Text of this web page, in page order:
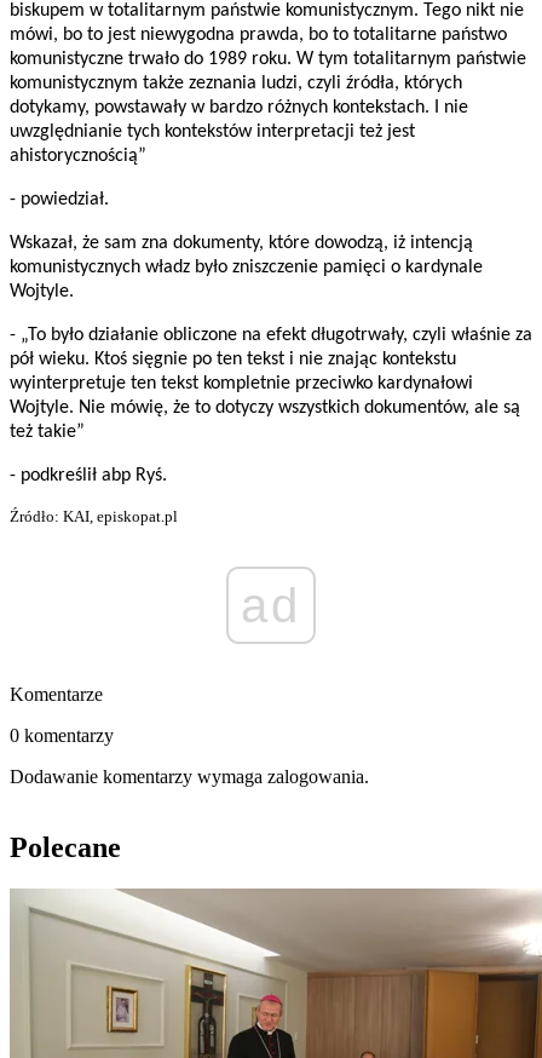
biskupem w totalitarnym państwie komunistycznym. Tego nikt nie
mówi, bo to jest niewygodna prawda, bo to totalitarne państwo
komunistyczne trwało do 1989 roku. W tym totalitarnym państwie
komunistycznym także zeznania ludzi, czyli źródła, których
dotykamy, powstawały w bardzo różnych kontekstach. I nie
uwzględnianie tych kontekstów interpretacji też jest
ahistorycznością”
- powiedział.
Wskazał, że sam zna dokumenty, które dowodzą, iż intencją
komunistycznych władz było zniszczenie pamięci o kardynale
Wojtyle.
- „To było działanie obliczone na efekt długotrwały, czyli właśnie za
pół wieku. Ktoś sięgnie po ten tekst i nie znając kontekstu
wyinterpretuje ten tekst kompletnie przeciwko kardynałowi
Wojtyle. Nie mówię, że to dotyczy wszystkich dokumentów, ale są
też takie”
- podkreślił abp Ryś.
Źródło: KAI, episkopat.pl
ad
Komentarze
0 komentarzy
Dodawanie komentarzy wymaga zalogowania.
Polecane